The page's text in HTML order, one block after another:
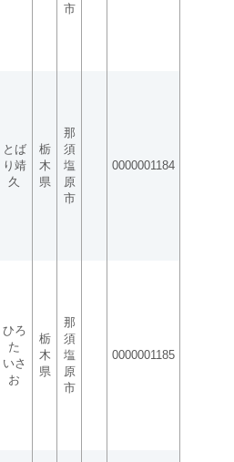
市
とば
り靖
久
栃
木
県
那
須
塩
原
市
0000001184
ひろ
た
いさ
お
栃
木
県
那
須
塩
原
市
0000001185